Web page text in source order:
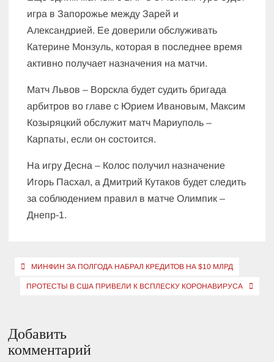
игра в Запорожье между Зарей и
Александрией. Ее доверили обслуживать
Катерине Монзуль, которая в последнее время
активно получает назначения на матчи.
Матч Львов – Ворскла будет судить бригада
арбитров во главе с Юрием Ивановым, Максим
Козыряцкий обслужит матч Мариуполь –
Карпаты, если он состоится.
На игру Десна – Колос получил назначение
Игорь Пасхал, а Дмитрий Кутаков будет следить
за соблюдением правил в матче Олимпик –
Днепр-1.
Навигация
МИНФИН ЗА ПОЛГОДА НАБРАЛ КРЕДИТОВ НА $10 МЛРД
ПРОТЕСТЫ В США ПРИВЕЛИ К ВСПЛЕСКУ КОРОНАВИРУСА
Добавить
комментарий